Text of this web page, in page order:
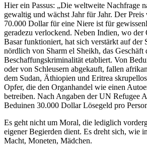
Hier ein Passus: „Die weltweite Nachfrage
gewaltig und wächst Jahr für Jahr. Der
70.000 Dollar für eine Niere ist für
geradezu verlockend. Neben Indien, wo der
Basar funktioniert, hat sich verstärkt auf der
nördlich von Sharm el Sheikh, das Geschäft
Beschaffungskriminalität etabliert. Von
oder von Schleusern abgekauft, fallen
dem Sudan, Äthiopien und Eritrea
Opfer, die den Organhandel wie einen
betreiben. Nach Angaben der UN Refugee
Beduinen 30.000 Dollar Lösegeld pro
Es geht nicht um Moral, die lediglich
eigener Begierden dient. Es dreht sich, wie
Macht, Moneten, Mädchen.